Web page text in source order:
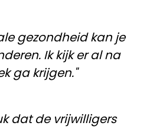
gezondheid kan je
Ik kijk er al na
ga krijgen."
dat de vrijwilligers